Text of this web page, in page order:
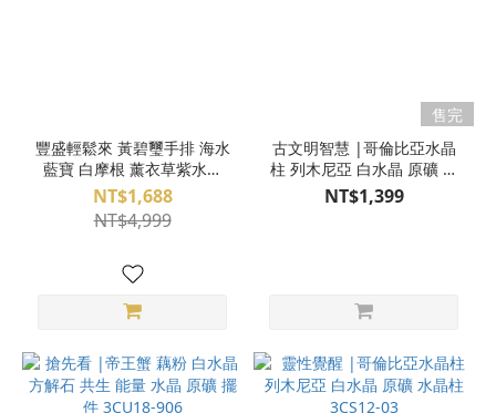
豐盛輕鬆來 黃碧璽手排 海水
藍寶 白摩根 薰衣草紫水晶
果凍粉晶 白水晶 16.5cm
S26EE05-03
NT$1,688
NT$4,999
售完
古文明智慧 |哥倫比亞水晶
柱 列木尼亞 白水晶 原礦 水
晶柱 3CS12-21
NT$1,399